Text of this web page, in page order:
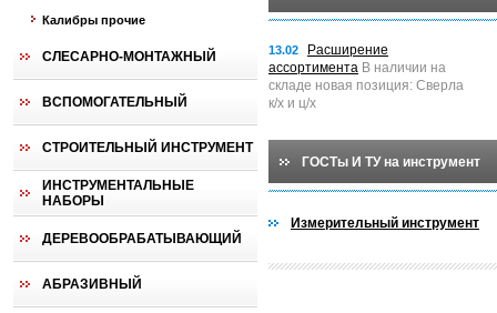
Калибры прочие
СЛЕСАРНО-МОНТАЖНЫЙ
ВСПОМОГАТЕЛЬНЫЙ
СТРОИТЕЛЬНЫЙ ИНСТРУМЕНТ
ИНСТРУМЕНТАЛЬНЫЕ
НАБОРЫ
ДЕРЕВООБРАБАТЫВАЮЩИЙ
АБРАЗИВНЫЙ
13.02
Расширение
ассортимента В наличии на
складе новая позиция: Сверла
к/х и ц/х
ГОСТы И ТУ на инструмент
Измерительный инструмент